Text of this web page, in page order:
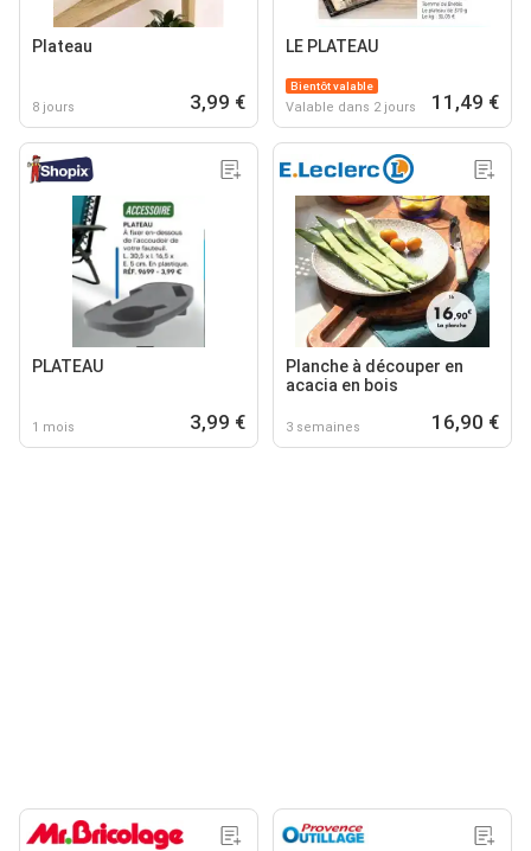
Plateau
8 jours 3,99 €
LE PLATEAU
Bientôt valable
Valable dans 2 jours 11,49 €
PLATEAU
1 mois 3,99 €
Planche à découper en
acacia en bois
3 semaines 16,90 €